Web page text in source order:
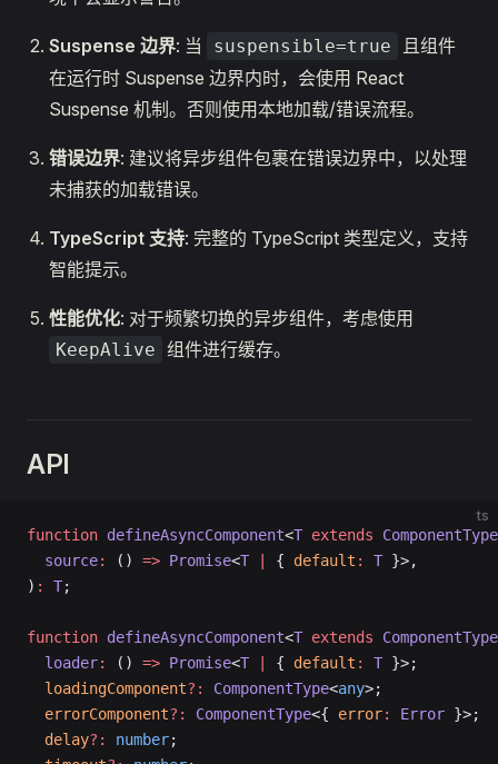
Suspense 边界: 当 suspensible=true
且组件
在运行时 Suspense 边界内时，会使用 React
Suspense 机制。否则使用本地加载/错误流程。
错误边界: 建议将异步组件包裹在错误边界中，以处理
未捕获的加载错误。
TypeScript 支持: 完整的 TypeScript 类型定义，支持
智能提示。
性能优化: 对于频繁切换的异步组件，考虑使用
KeepAlive 组件进行缓存。
API
ts
function defineAsyncComponent<T extends ComponentType
  source
: () => Promise<T | { default : T }>,
) : T;
function defineAsyncComponent<T extends ComponentType
  loader
: () => Promise<T | { default : T }>;
  loadingComponent
?: ComponentType<any>;
  errorComponent
?: ComponentType<{ error: Error }>;
  delay
?: number;